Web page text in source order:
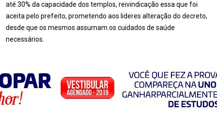
até 30% da capacidade dos templos, reivindicação essa que foi
aceita pelo prefeito, prometendo aos lideres alteração do decreto,
desde que os mesmos assumam os cuidados de saúde
necessários.